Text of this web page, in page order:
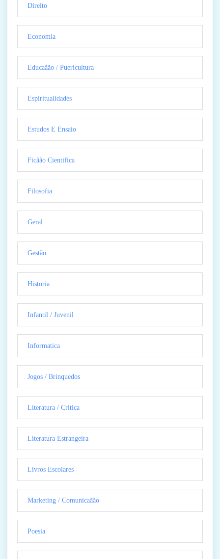
Direito
Economia
Educaãão / Puericultura
Espiritualidades
Estudos E Ensaio
Ficãão Cientifica
Filosofia
Geral
Gestão
Historia
Infantil / Juvenil
Informatica
Jogos / Brinquedos
Literatura / Critica
Literatura Estrangeira
Livros Escolares
Marketing / Comunicaãão
Poesia